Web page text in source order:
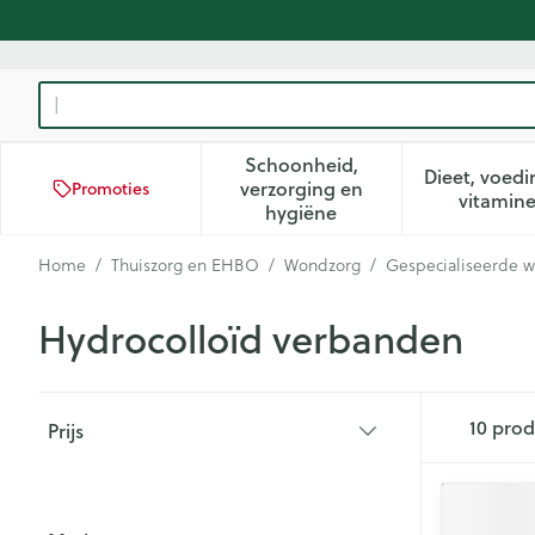
Product, merk, categorie...
Promoties
Schoonheid,
verzorging en
hygiëneToon submenu voor
Dieet,
Home / Thuiszorg en EHBO / Wondzorg / Gespecialiseerde
Hydrocolloïd verbanden
Prijs
10